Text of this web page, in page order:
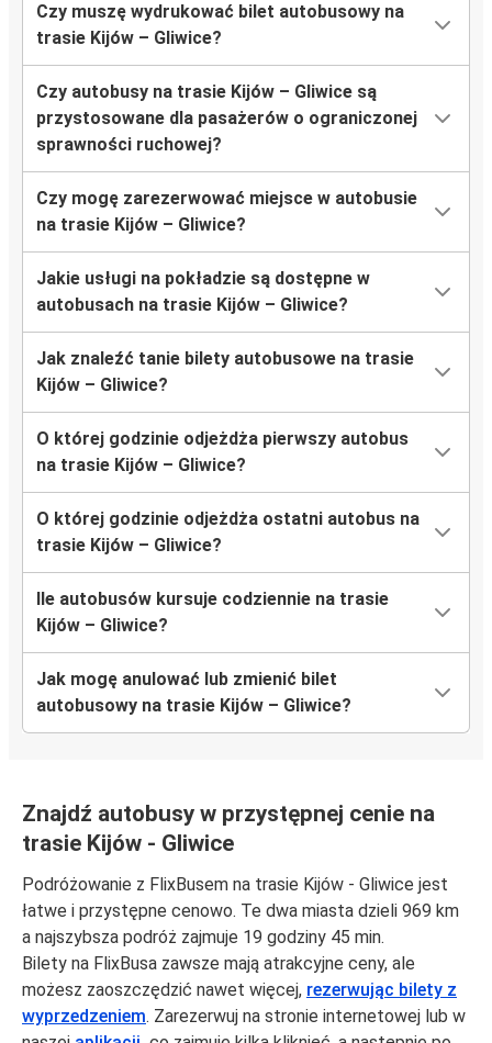
Czy muszę wydrukować bilet autobusowy na
trasie Kijów – Gliwice?
Czy autobusy na trasie Kijów – Gliwice są
przystosowane dla pasażerów o ograniczonej
sprawności ruchowej?
Czy mogę zarezerwować miejsce w autobusie
na trasie Kijów – Gliwice?
Jakie usługi na pokładzie są dostępne w
autobusach na trasie Kijów – Gliwice?
Jak znaleźć tanie bilety autobusowe na trasie
Kijów – Gliwice?
O której godzinie odjeżdża pierwszy autobus
na trasie Kijów – Gliwice?
O której godzinie odjeżdża ostatni autobus na
trasie Kijów – Gliwice?
Ile autobusów kursuje codziennie na trasie
Kijów – Gliwice?
Jak mogę anulować lub zmienić bilet
autobusowy na trasie Kijów – Gliwice?
Znajdź autobusy w przystępnej cenie na
trasie Kijów - Gliwice
Podróżowanie z FlixBusem na trasie Kijów - Gliwice jest
łatwe i przystępne cenowo. Te dwa miasta dzieli 969 km
a najszybsza podróż zajmuje 19 godziny 45 min.
Bilety na FlixBusa zawsze mają atrakcyjne ceny, ale
możesz zaoszczędzić nawet więcej, rezerwując bilety z
wyprzedzeniem. Zarezerwuj na stronie internetowej lub w